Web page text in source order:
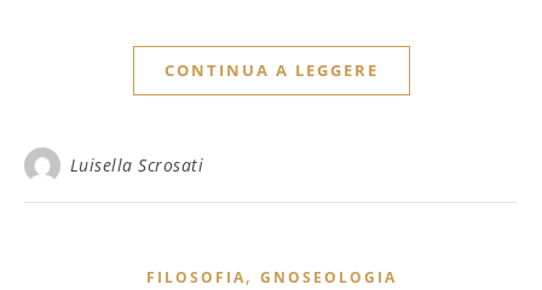
CONTINUA A LEGGERE
Luisella Scrosati
FILOSOFIA, GNOSEOLOGIA